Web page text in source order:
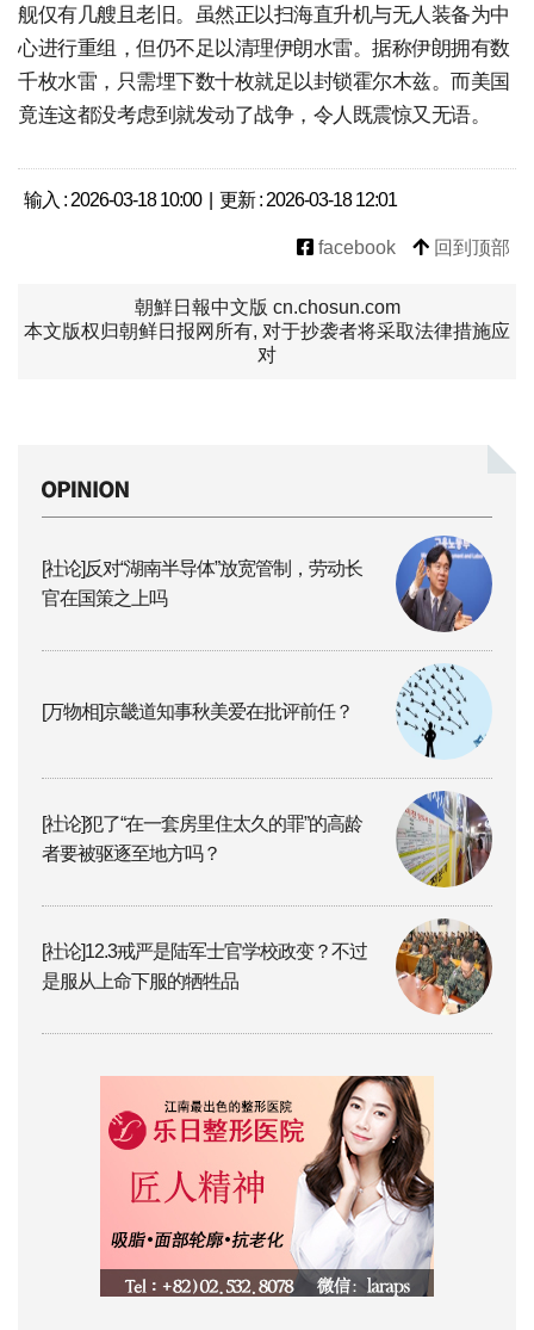
舰仅有几艘且老旧。虽然正以扫海直升机与无人装备为中
心进行重组，但仍不足以清理伊朗水雷。据称伊朗拥有数
千枚水雷，只需埋下数十枚就足以封锁霍尔木兹。而美国
竟连这都没考虑到就发动了战争，令人既震惊又无语。
输入 : 2026-03-18 10:00 | 更新 : 2026-03-18 12:01
facebook 回到顶部
朝鮮日報中文版 cn.chosun.com
本文版权归朝鲜日报网所有, 对于抄袭者将采取法律措施应
对
[社论]反对“湖南半导体”放宽管制，劳动长
官在国策之上吗
[万物相]京畿道知事秋美爱在批评前任？
[社论]犯了“在一套房里住太久的罪”的高龄
者要被驱逐至地方吗？
[社论]12.3戒严是陆军士官学校政变？不过
是服从上命下服的牺牲品